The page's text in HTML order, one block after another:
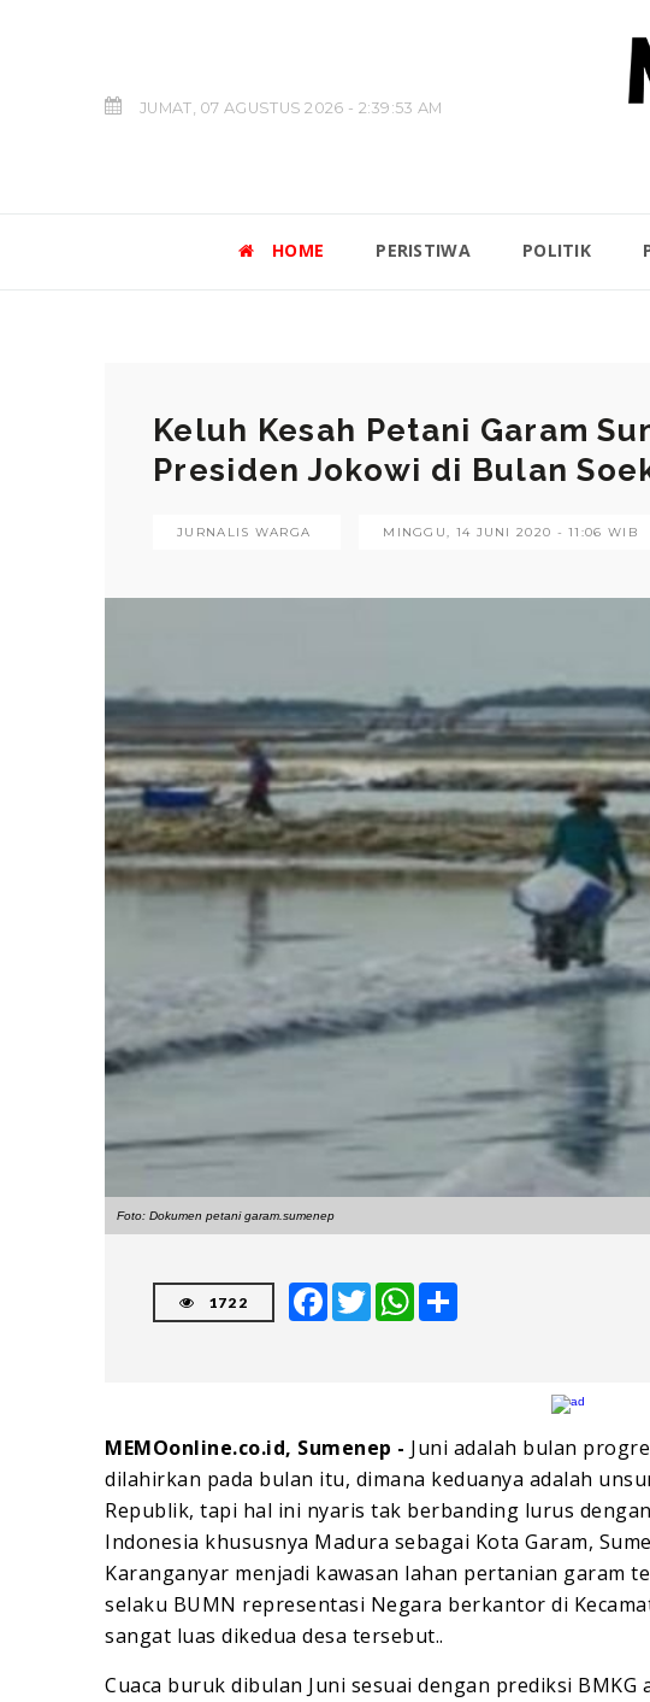
JUMAT, 07 AGUSTUS 2026 - 2:39:54 AM
HOME PERISTIWA POLITIK
Keluh Kesah Petani Garam
Presiden Jokowi di Bulan
JURNALIS WARGA MINGGU, 14 JUNI 2020 - 11:06 WIB
Foto: Dokumen petani garam.sumenep
1722
FacebookTwitter WhatsApp
MEMOonline.co.id, Sumenep - Juni adalah bulan
dilahirkan pada bulan itu, dimana keduanya adalah
Republik, tapi hal ini nyaris tak berbanding lurus
Indonesia khususnya Madura sebagai Kota Garam,
Karanganyar menjadi kawasan lahan pertanian garam
selaku BUMN representasi Negara berkantor di
sangat luas dikedua desa tersebut..
Cuaca buruk dibulan Juni sesuai dengan prediksi